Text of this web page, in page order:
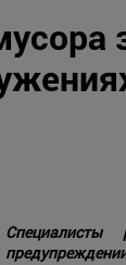
Специалисты